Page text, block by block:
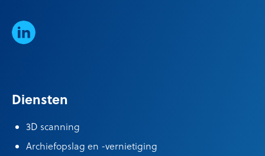
LinkedIn
Diensten
3D scanning
Archiefopslag en -vernietiging